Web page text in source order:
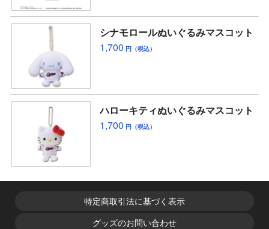
シナモロールぬいぐるみマスコット
1,700 円（税込）
ハローキティぬいぐるみマスコット
1,700 円（税込）
特定商取引法に基づく表示
グッズのお問い合わせ